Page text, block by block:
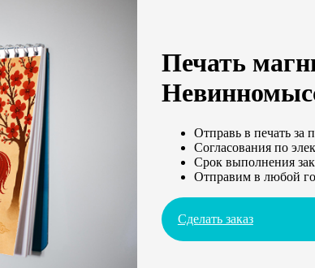
Печать
Отправь в печать за
Согласования по
Срок выполнения
Отправим в любой
Сделать заказ